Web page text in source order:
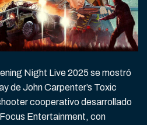
Night Live 2025 se mostró
de John Carpenter’s Toxic
cooperativo desarrollado
Entertainment, con